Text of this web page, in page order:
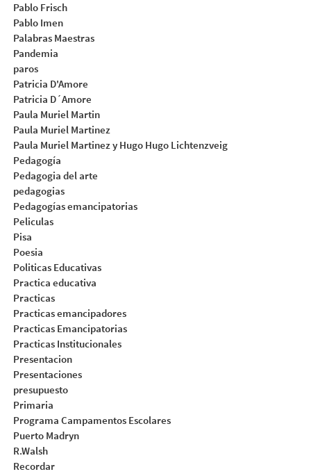
Pablo Frisch
Pablo Imen
Palabras Maestras
Pandemia
paros
Patricia D'Amore
Patricia D´Amore
Paula Muriel Martin
Paula Muriel Martinez
Paula Muriel Martinez y Hugo Hugo Lichtenzveig
Pedagogía
Pedagogia del arte
pedagogias
Pedagogías emancipatorias
Peliculas
Pisa
Poesia
Politicas Educativas
Practica educativa
Practicas
Practicas emancipadores
Practicas Emancipatorias
Practicas Institucionales
Presentacion
Presentaciones
presupuesto
Primaria
Programa Campamentos Escolares
Puerto Madryn
R.Walsh
Recordar